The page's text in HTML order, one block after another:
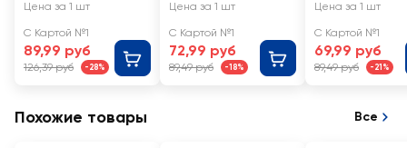
БАБУШКИНО
Овощное рагу
с индейкой, с 6
месяцев
Цена за 1 шт
С Картой №1
89,99 руб
126,39 руб -28%
ЛУКОШКО
кабачок и
морковь, с 5
месяцев
Цена за 1 шт
С Картой №1
72,99 руб
89,49 руб -18%
БАБУШКИНО
Груша без
сахара, с 4
месяцев
Цена за 1 шт
С Картой №1
69,99 руб
89,49 руб -21%
Похожие товары Все